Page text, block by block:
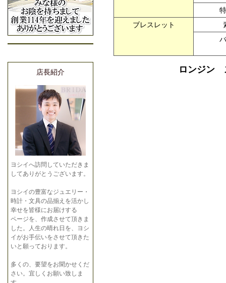
店長紹介
ヨシイへ訪問していただきま
してありがとうございます。
ヨシイの豊富なジュエリー・
時計・文具の品揃えを活かし
幸せを皆様にお届けする
ページを、作成させて頂きま
した。人生の晴れ日を、ヨシ
イがお手伝いをさせて頂きた
いと願っております。
多くの、要望をお聞かせくだ
さい。宜しくお願い致しま
ブレスレット
ロンジン